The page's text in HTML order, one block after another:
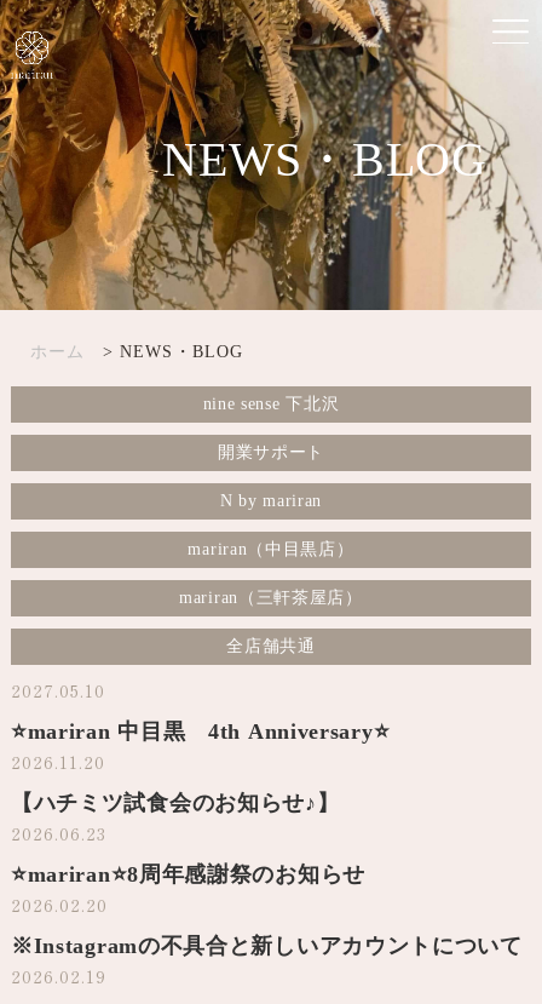
NEWS・BLOG
ホーム > NEWS・BLOG
nine sense 下北沢
開業サポート
N by mariran
mariran（中目黒店）
mariran（三軒茶屋店）
全店舗共通
2027.05.10
⭐️mariran 中目黒 4th Anniversary⭐️
2026.11.20
【ハチミツ試食会のお知らせ♪】
2026.06.23
⭐️mariran⭐️8周年感謝祭のお知らせ
2026.02.20
※Instagramの不具合と新しいアカウントについて
2026.02.19